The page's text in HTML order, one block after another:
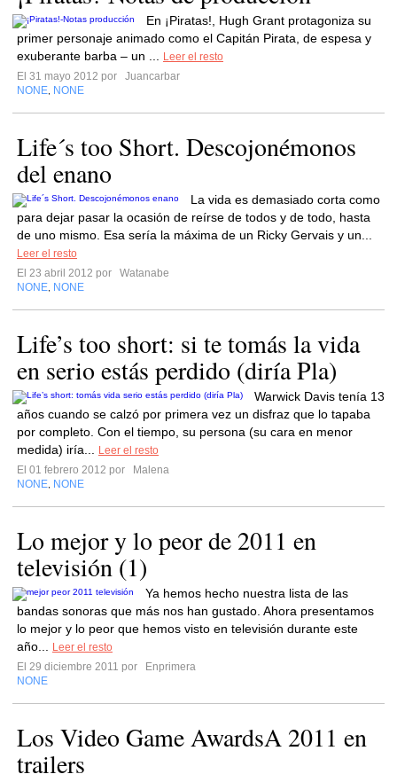
En ¡Piratas!, Hugh Grant protagoniza su
primer personaje animado como el Capitán Pirata, de espesa y
exuberante barba – un ...
Leer el resto
El 31 mayo 2012 por
Juancarbar
NONE NONE
Life´s too Short. Descojonémonos
del enano
La vida es demasiado corta como
para dejar pasar la ocasión de reírse de todos y de todo, hasta
de uno mismo. Esa sería la máxima de un Ricky Gervais y un...
Leer el resto
El 23 abril 2012 por
Watanabe
NONE NONE
Life’s too short: si te tomás la vida
en serio estás perdido (diría Pla)
Warwick Davis tenía 13
años cuando se calzó por primera vez un disfraz que lo tapaba
por completo. Con el tiempo, su persona (su cara en menor
medida) iría...
Leer el resto
El 01 febrero 2012 por
Malena
NONE NONE
Lo mejor y lo peor de 2011 en
televisión (1)
Ya hemos hecho nuestra lista de las
bandas sonoras que más nos han gustado. Ahora presentamos
lo mejor y lo peor que hemos visto en televisión durante este
año...
Leer el resto
El 29 diciembre 2011 por
Enprimera
NONE
Los Video Game AwardsA 2011 en
trailers